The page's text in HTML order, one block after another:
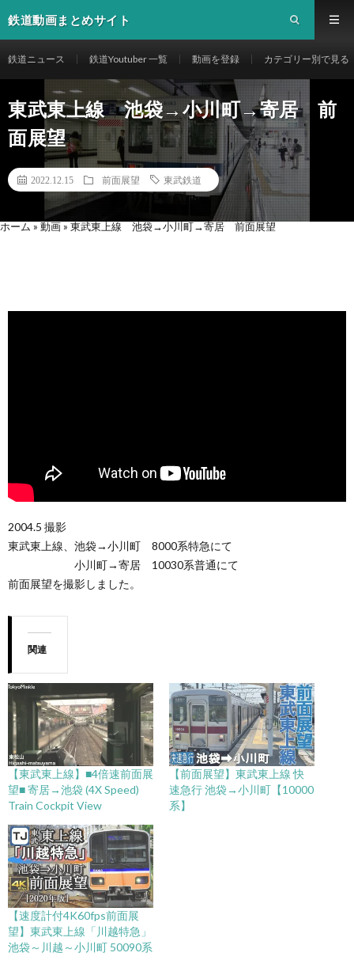
鉄道動画まとめサイト
鉄道ニュース 鉄道Youtuber 一覧 動画を登録 カテゴリー別で見る
東武東上線 池袋→小川町→寄居 前
面展望
2022.12.15 前面展望 東武鉄道
ホーム » 動画 » 東武東上線 池袋→小川町→寄居 前面展望
2004.5 撮影
東武東上線、池袋→小川町 8000系特急にて
小川町→寄居 10030系普通にて
前面展望を撮影しました。
関連
【東武東上線】■4倍速前面展
望■ 寄居→池袋 (4X Speed)
Train Cockpit View
【前面展望】東武東上線 快
速急行 池袋→小川町【10000
系】
【速度計付4K60fps前面展
望】東武東上線「川越特急」
池袋～川越～小川町 50090系